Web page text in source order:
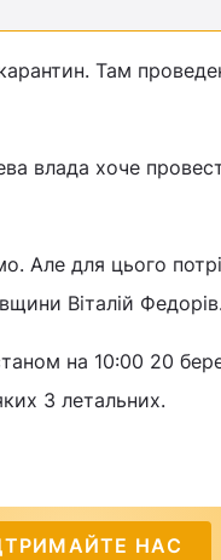
Там
влада хоче
Але для цього
Віталій Федорів.
на 10:00 20
3 летальних.
НАС